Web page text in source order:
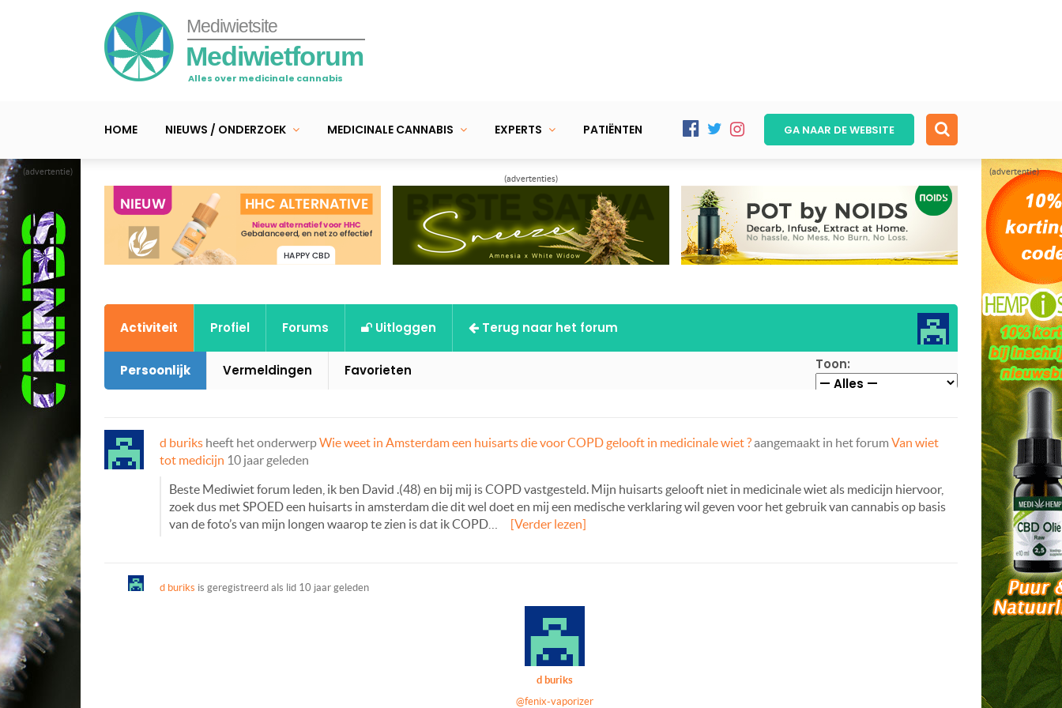
(advertentie) (advertentie)
Mediwietsite
Mediwietforum
Alles over medicinale cannabis
HOME NIEUWS / ONDERZOEK MEDICINALE CANNABIS EXPERTS PATIËNTEN GA NAAR DEWEBSITE
(advertenties)
Activiteit Profiel Forums Uitloggen Terug naar het forum
Persoonlijk Vermeldingen Favorieten Toon:
d buriks heeft het onderwerpWie weet in Amsterdam een huisarts die voor COPD gelooft in medicinale wiet ?aangemaakt in het forum Van wiet
tot medicijn 10 jaar geleden
Beste Mediwiet forum leden, ik ben David .(48) en bij mij is COPD vastgesteld. Mijn huisarts gelooft niet in medicinale wiet als medicijn hiervoor,
zoek dus met SPOED een huisarts in amsterdam die dit wel doet en mij een medische verklaring wil geven voor het gebruik van cannabis op basis
van de foto’s van mijn longen waarop te zien is dat ik COPD…
[Verder lezen]
d buriks is geregistreerd als lid 10 jaar geleden
d buriks
@fenix-vaporizer